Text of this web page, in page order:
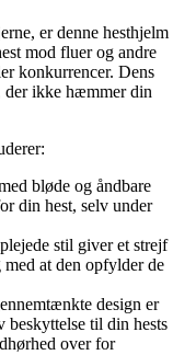
er denne hesthjelm
mod fluer og andre
konkurrencer. Dens
der ikke hæmmer din
bløde og åndbare
din hest, selv under
stil giver et strejf
at den opfylder de
design er
til din hests
over for